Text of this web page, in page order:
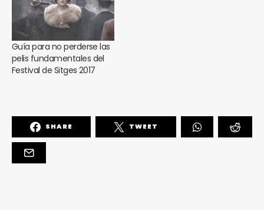
Guía para no perderse las
pelis fundamentales del
Festival de Sitges 2017
SHARE TWEET